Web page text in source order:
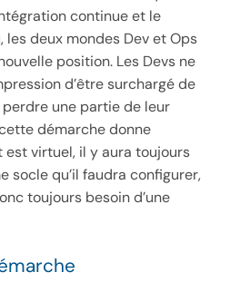
continue et le
deux mondes Dev et Ops
position. Les Devs ne
d’être surchargé de
une partie de leur
démarche donne
est virtuel, il y aura toujours
socle qu’il faudra configurer,
toujours besoin d’une